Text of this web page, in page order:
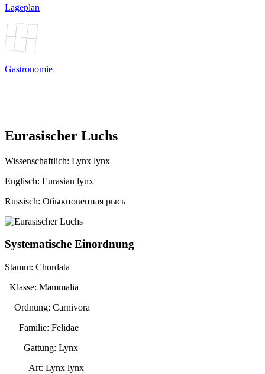
Lageplan
Gastronomie
Eurasischer Luchs
Wissenschaftlich: Lynx lynx
Englisch: Eurasian lynx
Russisch: Обыкновенная рысь
Systematische Einordnung
Stamm: Chordata
Klasse: Mammalia
Ordnung: Carnivora
Familie: Felidae
Gattung: Lynx
Art: Lynx lynx